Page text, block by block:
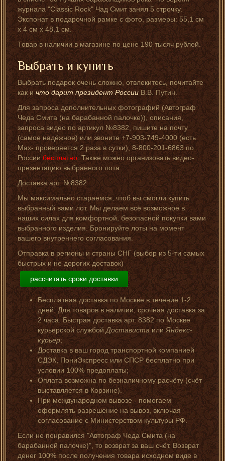
журнала "Classic Rock" Чад Смит занял 5 строчку.
Экспонат в подарочной рамке с фото, размеры: 55,1 см
х 4 см х 48,1 см.
Товар в наличии в магазине по цене 190 тысяч рублей.
Выбрать и купить
Выбрать подарок очень сложно, отвлекитесь, почитайте
как ичто дарит президент РоссииВ.В. Путин.
Для запроса дополнительных фотографий (Автограф
Чеда Смита (на барабанной палочке)), описания,
запроса видео по артикул №8382, пишите на почту
(самое надёжное) или звоните +7-903-749-4000 (есть
Мах- проверяется 2 раза в сутки), 8-800-201-6863 по
Россиибесплатно. Также можно организовать видео-
презентацию выбранного лота.
Доставка арт. №8382
Мы максимально стараемся, чтоб вы смогли купить
выбранный вами лот. Мы делаем всё возможное в
наших силах для комфортной, безопасной покупки вами
выбранного изделия. Бронируйте лоты на момент
вашего внутреннего согласования.
Отправка в регионы и страны СНГ (выбор из 5-ти самых
быстрых и не дорогих доставок)
рассчитать сроки доставки
Бесплатная доставка по Москве в течение 1-2
дней. Для товаров в наличии, срочная доставка за
2 часа. Быстрая доставка арт. 8382 по Москве
курьерской службой ДоставистаилиЯндекс-
курьер;
Доставка в ваш город транспортной компанией
СДЭК, ПониЭкспресс или СПСР бесплатно при
условии 100% предоплаты;
Оплата возможна по безналичному расчёту (счёт
выставляется в Корзине).
При международном вывозе - помогаем
оформлять разрешение на вывоз, включая
согласование с Министерством культуры РФ.
Если не понравился "Автограф Чеда Смита (на
барабанной палочке)", то возврат за ваш счёт. Возврат
денег 100% после получения товара исходном виде в